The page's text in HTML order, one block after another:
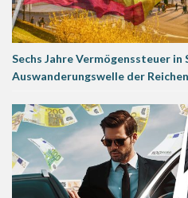
Sechs Jahre Vermögenssteuer in
Auswanderungswelle der